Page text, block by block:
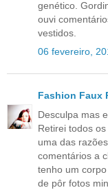
genético.
ouvi
vestidos.
06 fevereiro,
Fashion Faux
Desculpa mas
Retirei todos
uma das
comentários a
tenho um
de pôr fotos